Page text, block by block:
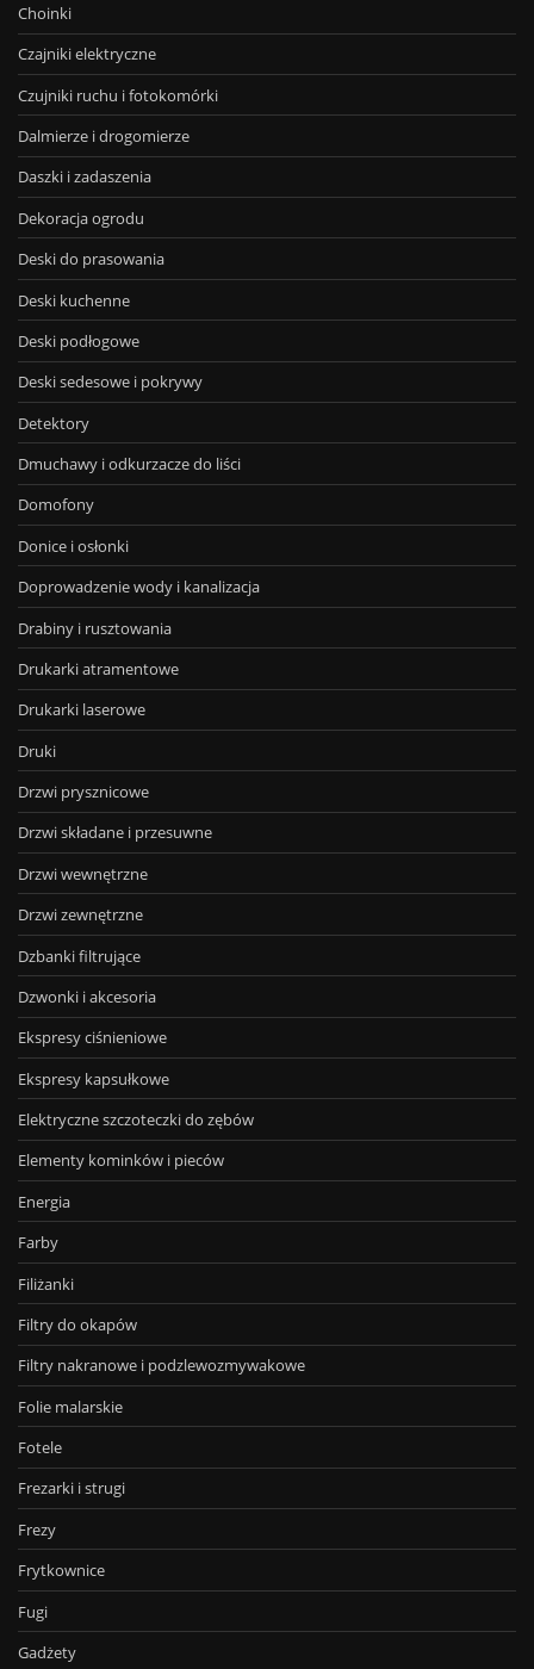
Choinki
Czajniki elektryczne
Czujniki ruchu i fotokomórki
Dalmierze i drogomierze
Daszki i zadaszenia
Dekoracja ogrodu
Deski do prasowania
Deski kuchenne
Deski podłogowe
Deski sedesowe i pokrywy
Detektory
Dmuchawy i odkurzacze do liści
Domofony
Donice i osłonki
Doprowadzenie wody i kanalizacja
Drabiny i rusztowania
Drukarki atramentowe
Drukarki laserowe
Druki
Drzwi prysznicowe
Drzwi składane i przesuwne
Drzwi wewnętrzne
Drzwi zewnętrzne
Dzbanki filtrujące
Dzwonki i akcesoria
Ekspresy ciśnieniowe
Ekspresy kapsułkowe
Elektryczne szczoteczki do zębów
Elementy kominków i pieców
Energia
Farby
Filiżanki
Filtry do okapów
Filtry nakranowe i podzlewozmywakowe
Folie malarskie
Fotele
Frezarki i strugi
Frezy
Frytkownice
Fugi
Gadżety